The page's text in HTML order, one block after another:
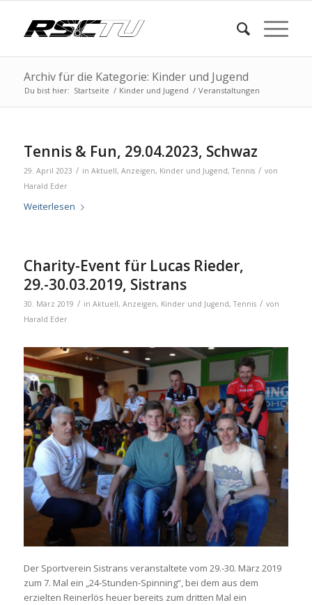
Archiv für die Kategorie: Kinder und Jugend
Du bist hier: Startseite / Kinder und Jugend / Veranstaltungen
Tennis & Fun, 29.04.2023, Schwaz
29. April 2023 / in Aktuell, Anzeigen, Kinder und Jugend,Tennis / von
Harald Eder
Weiterlesen
Charity-Event für Lucas Rieder,
29.-30.03.2019, Sistrans
30. März 2019 / in Aktuell, Anzeigen, Kinder und Jugend,Tennis / von
Harald Eder
Der Sportverein Sistrans veranstaltete vom 29.-30. März 2019
zum 7. Mal ein „24-Stunden-Spinning“, bei dem aus dem
erzielten Reinerlös heuer bereits zum dritten Mal ein